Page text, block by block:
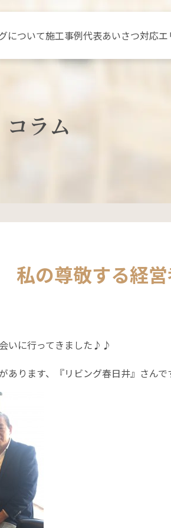
について施工事例代表あいさつ対応エ
コラム
私の尊敬する経営
いに行ってきました♪♪
ります、『リビング春日井』さんで